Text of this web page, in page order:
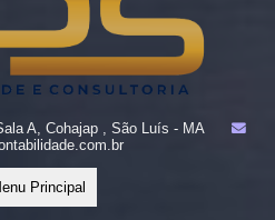
A, Cohajap , São Luís - MA
Principal